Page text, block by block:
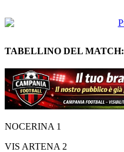
TABELLINO DEL MATCH:
NOCERINA 1
VIS ARTENA 2